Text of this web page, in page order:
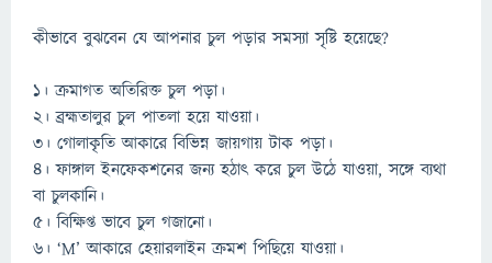
কীভাবে বুঝবেন যে আপনার চুল পড়ার সমস্যা সৃষ্টি হয়েছে?
১। ক্রমাগত অতিরিক্ত চুল পড়া।
২। ব্রহ্মতালুর চুল পাতলা হয়ে যাওয়া।
৩। গোলাকৃতি আকারে বিভিন্ন জায়গায় টাক পড়া।
৪। ফাঙ্গাল ইনফেকশনের জন্য হঠাৎ করে চুল উঠে যাওয়া, সঙ্গে ব্যথা
বা চুলকানি।
৫। বিক্ষিপ্ত ভাবে চুল গজানো।
৬। ‘M’ আকারে হেয়ারলাইন ক্রমশ পিছিয়ে যাওয়া।